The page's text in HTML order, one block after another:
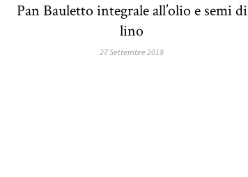
Pan Bauletto integrale all’olio e semi di
lino
27 Settembre 2018